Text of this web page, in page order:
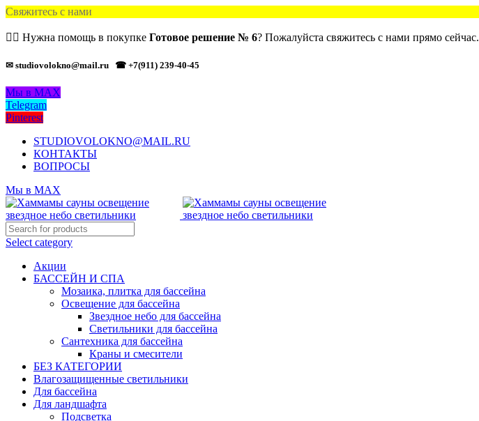
Свяжитесь с нами
🙋‍♂️ Нужна помощь в покупке Готовое решение № 6? Пожалуйста свяжитесь с нами прямо сейчас.
✉ studiovolokno@mail.ru ☎ +7(911) 239-40-45
Мы в MAX
Telegram
Pinterest
STUDIOVOLOKNO@MAIL.RU
КОНТАКТЫ
ВОПРОСЫ
Мы в MAX
Select category
Акции
БАССЕЙН И СПА
Мозаика, плитка для бассейна
Освещение для бассейна
Звездное небо для бассейна
Светильники для бассейна
Сантехника для бассейна
Краны и смесители
БЕЗ КАТЕГОРИИ
Влагозащищенные светильники
Для бассейна
Для ландшафта
Подсветка